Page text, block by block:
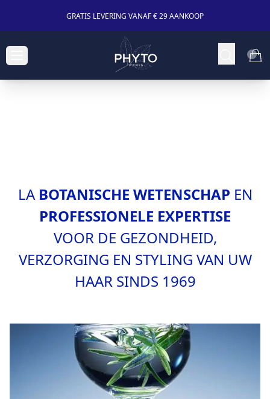
GRATIS LEVERING VANAF € 29 AANKOOP
LA BOTANISCHE WETENSCHAP EN
PROFESSIONELE EXPERTISE
VOOR DE GEZONDHEID,
VERZORGING EN STYLING VAN UW
HAAR SINDS 1969